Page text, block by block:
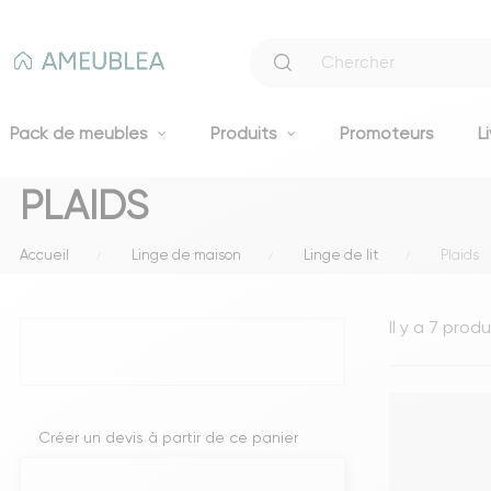
Pack de meubles Produits
Canapés fixes 2 et 3 places
Canapés convertibles
Literie
Promoteurs
PLAIDS
Accueil Linge de maison Linge de lit Plaids
Créer un devis à partir de ce panier
Il y a 7